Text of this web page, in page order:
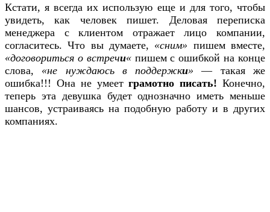
Кстати, я всегда их использую еще и для того, чтобы
увидеть, как человек пишет. Деловая переписка
менеджера с клиентом отражает лицо компании,
согласитесь. Что вы думаете, «сним» пишем вместе,
«договориться о встречи« пишем с ошибкой на конце
слова, «не нуждаюсь в поддержки»— такая же
ошибка!!! Она не умеетграмотно писать!Конечно,
теперь эта девушка будет однозначно иметь меньше
шансов, устраиваясь на подобную работу и в других
компаниях.